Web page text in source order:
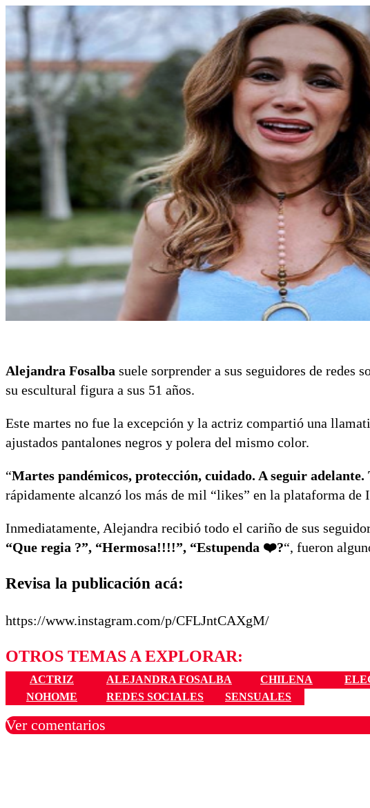
Alejandra Fosalba suele sorprender a sus seguidores de redes
su escultural figura a sus 51 años.
Este martes no fue la excepción y la actriz compartió una
ajustados pantalones negros y polera del mismo color.
“Martes pandémicos, protección, cuidado. A seguir adelante.
rápidamente alcanzó los más de mil “likes” en la plataforma de
Inmediatamente, Alejandra recibió todo el cariño de sus
“Que regia ?”, “Hermosa!!!!”, “Estupenda ❤️?“, fueron
Revisa la publicación acá:
https://www.instagram.com/p/CFLJntCAXgM/
OTROS TEMAS A EXPLORAR:
ACTRIZ ALEJANDRA FOSALBA CHILENA
NOHOME
REDES SOCIALES SENSUALES
Ver comentarios